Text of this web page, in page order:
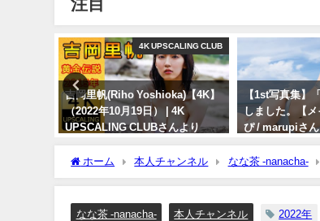
注目
4K UPSCALING CLUB
吉岡里帆(Riho Yoshioka)【4K】
（2022年10月19日） | 4K
UPSCALING CLUBさんより
【1st写真集】
しました。【
ぴ / marupiさ
ホーム 本人チャンネル なな茶 -nanacha-
なな茶 -nanacha- 本人チャンネル 2022年